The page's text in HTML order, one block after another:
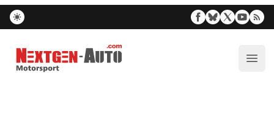
Nextgen-Auto.com